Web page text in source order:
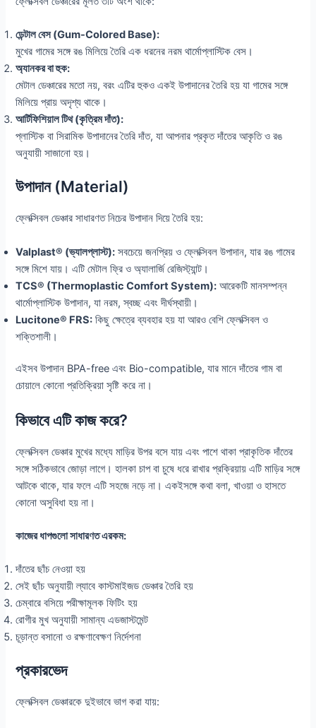
ডেন্টাল বেস (Gum-Colored Base):
মুখের গামের সঙ্গে রঙ মিলিয়ে তৈরি এক ধরনের নরম থার্মোপ্লাস্টিক বেস।
অ্যানকর বা হুক:
মেটাল ডেঞ্চারের মতো নয়, বরং এটির হুকও একই উপাদানের তৈরি হয় যা গামের সঙ্গে
মিলিয়ে প্রায় অদৃশ্য থাকে।
আর্টিফিশিয়াল টিথ (কৃত্রিম দাঁত):
প্লাস্টিক বা সিরামিক উপাদানের তৈরি দাঁত, যা আপনার প্রকৃত দাঁতের আকৃতি ও রঙ
অনুযায়ী সাজানো হয়।
উপাদান (Material)
ফ্লেক্সিবল ডেঞ্চার সাধারণত নিচের উপাদান দিয়ে তৈরি হয়:
Valplast® (ভ্যালপ্লাস্ট): সবচেয়ে জনপ্রিয় ও ফ্লেক্সিবল উপাদান, যার রঙ গামের
সঙ্গে মিশে যায়। এটি মেটাল ফ্রি ও অ্যালার্জি রেজিস্ট্যান্ট।
TCS® (Thermoplastic Comfort System): আরেকটি মানসম্পন্ন
থার্মোপ্লাস্টিক উপাদান, যা নরম, স্বচ্ছ এবং দীর্ঘস্থায়ী।
Lucitone® FRS: কিছু ক্ষেত্রে ব্যবহার হয় যা আরও বেশি ফ্লেক্সিবল ও
শক্তিশালী।
এইসব উপাদান BPA-free এবং Bio-compatible, যার মানে দাঁতের গাম বা
চোয়ালে কোনো প্রতিক্রিয়া সৃষ্টি করে না।
কিভাবে এটি কাজ করে?
ফ্লেক্সিবল ডেঞ্চার মুখের মধ্যে মাড়ির উপর বসে যায় এবং পাশে থাকা প্রাকৃতিক দাঁতের
সঙ্গে সঠিকভাবে জোড়া লাগে। হালকা চাপ বা চুষে ধরে রাখার প্রক্রিয়ায় এটি মাড়ির সঙ্গে
আটকে থাকে, যার ফলে এটি সহজে নড়ে না। একইসঙ্গে কথা বলা, খাওয়া ও হাসতে
কোনো অসুবিধা হয় না।
কাজের ধাপগুলো সাধারণত এরকম:
দাঁতের ছাঁচ নেওয়া হয়
সেই ছাঁচ অনুযায়ী ল্যাবে কাস্টমাইজড ডেঞ্চার তৈরি হয়
চেম্বারে বসিয়ে পরীক্ষামূলক ফিটিং হয়
রোগীর মুখ অনুযায়ী সামান্য এডজাস্টমেন্ট
চূড়ান্ত বসানো ও রক্ষণাবেক্ষণ নির্দেশনা
প্রকারভেদ
ফ্লেক্সিবল ডেঞ্চারকে দুইভাবে ভাগ করা যায়: